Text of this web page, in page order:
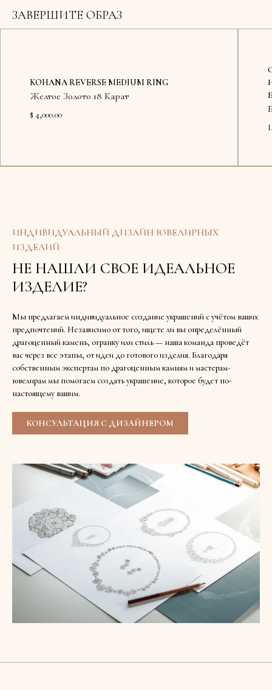
ЗАВЕРШИТЕ ОБРАЗ
KOHANA REVERSE MEDIUM RING
Желтое Золото 18 Карат
$ 4,000.00
ИНДИВИДУАЛЬНЫЙ ДИЗАЙН ЮВЕЛИРНЫХ
ИЗДЕЛИЙ
НЕ НАШЛИ СВОЕ ИДЕАЛЬНОЕ
ИЗДЕЛИЕ?
Мы предлагаем индивидуальное создание украшений с учётом ваших
предпочтений. Независимо от того, ищете ли вы определённый
драгоценный камень, огранку или стиль — наша команда проведёт
вас через все этапы, от идеи до готового изделия. Благодаря
собственным экспертам по драгоценным камням и мастерам-
ювелирам мы помогаем создать украшение, которое будет по-
настоящему вашим.
КОНСУЛЬТАЦИЯ С ДИЗАЙНЕРОМ